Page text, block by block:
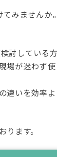
みませんか。
討している方
場が迷わず
違いを効率
ます。